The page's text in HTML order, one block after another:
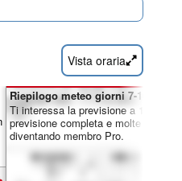
Vista oraria
Riepilogo meteo giorni 7-16:
Ti interessa la previsione a 16
previsione completa e molte altre
diventando membro Pro.